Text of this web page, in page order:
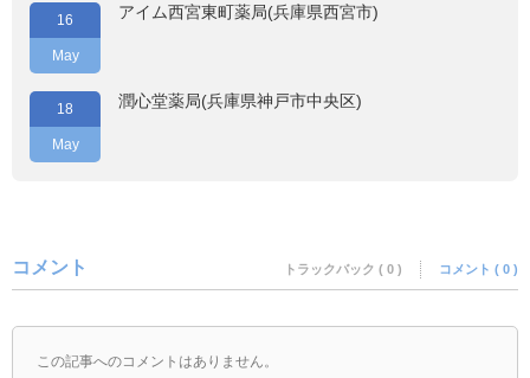
16
May
アイム西宮東町薬局(兵庫県西宮市)
18
May
潤心堂薬局(兵庫県神戸市中央区)
コメント トラックバック ( 0 ) コメント ( 0 )
この記事へのコメントはありません。